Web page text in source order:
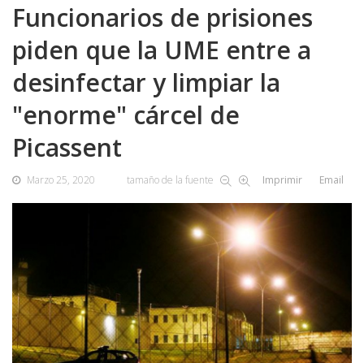
Funcionarios de prisiones
piden que la UME entre a
desinfectar y limpiar la
"enorme" cárcel de
Picassent
Marzo 25, 2020 tamaño de la fuente Imprimir Email